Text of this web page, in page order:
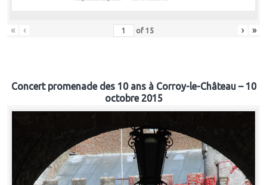
« ‹ of 15 › »
Concert promenade des 10 ans à Corroy-le-Château – 10
octobre 2015